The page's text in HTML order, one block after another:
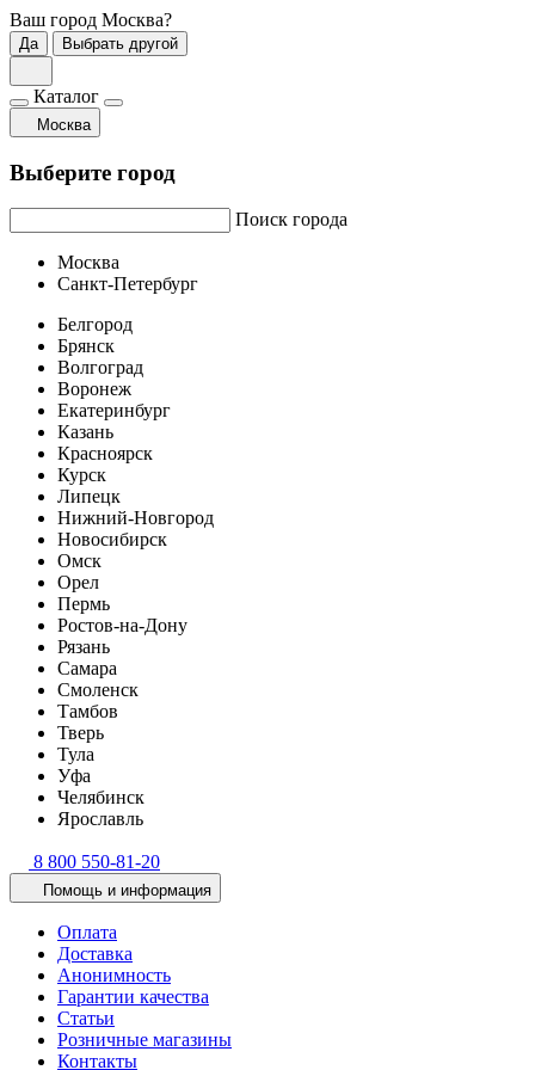
Ваш город Москва?
Да Выбрать другой
Каталог
Москва
Выберите город
Поиск города
Москва
Санкт-Петербург
Белгород
Брянск
Волгоград
Воронеж
Екатеринбург
Казань
Красноярск
Курск
Липецк
Нижний-Новгород
Новосибирск
Омск
Орел
Пермь
Ростов-на-Дону
Рязань
Самара
Смоленск
Тамбов
Тверь
Тула
Уфа
Челябинск
Ярославль
8 800 550-81-20
Помощь и информация
Оплата
Доставка
Анонимность
Гарантии качества
Статьи
Розничные магазины
Контакты